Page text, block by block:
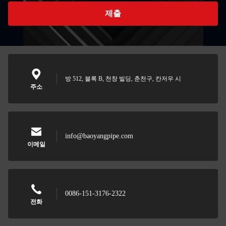
제출
주소
방 512, 블록 B, 천창 빌딩, 춘천구, 칸저우 시
이메일
info@baoyangpipe.com
전화
0086-151-3176-2322